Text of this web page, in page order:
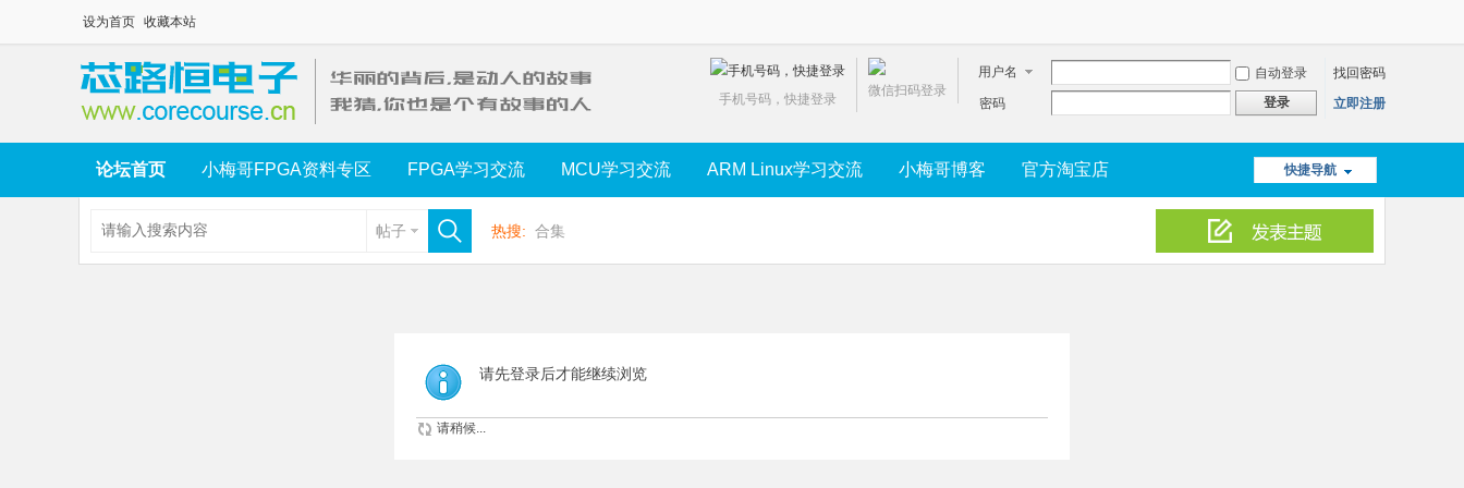
设为首页 收藏本站
用户名 自动登录
找回密码
密码
登录 立即注册
微信扫码登录
手机号码，快捷登录
快捷导航
论坛首页 小梅哥FPGA资料专区 FPGA学习交流 MCU学习交流 ARM Linux学习交流 小梅哥博客 官方淘宝店
帖子 热搜: 合集
请先登录后才能继续浏览
请稍候...